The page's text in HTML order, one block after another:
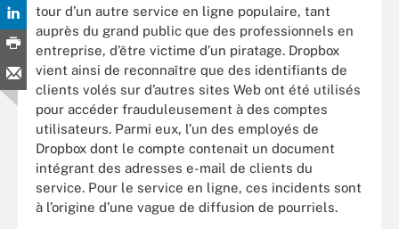
tour d’un autre service en ligne populaire, tant
auprès du grand public que des professionnels en
entreprise, d’être victime d’un piratage. Dropbox
vient ainsi de reconnaître que des identifiants de
clients volés sur d’autres sites Web ont été utilisés
pour accéder frauduleusement à des comptes
utilisateurs. Parmi eux, l’un des employés de
Dropbox dont le compte contenait un document
intégrant des adresses e-mail de clients du
service. Pour le service en ligne, ces incidents sont
à l’origine d’une vague de diffusion de pourriels.